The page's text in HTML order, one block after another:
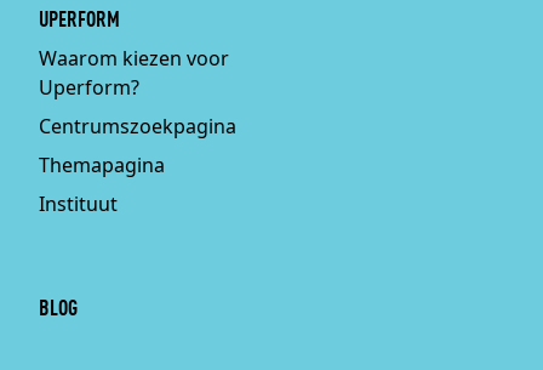
UPERFORM
Waarom kiezen voor
Uperform?
Centrumszoekpagina
Themapagina
Instituut
BLOG